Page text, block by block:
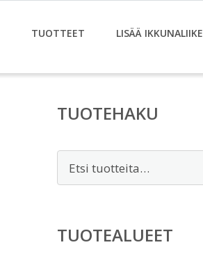
TUOTTEET LISÄÄ IKKUNALIIKE
TUOTEHAKU
TUOTEALUEET